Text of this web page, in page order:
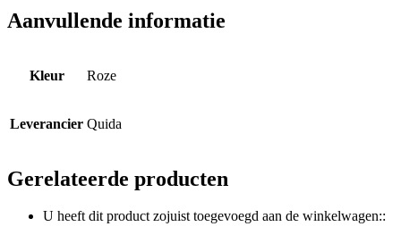
Aanvullende informatie
Kleur Roze
Leverancier Quida
Gerelateerde producten
U heeft dit product zojuist toegevoegd aan de winkelwagen::